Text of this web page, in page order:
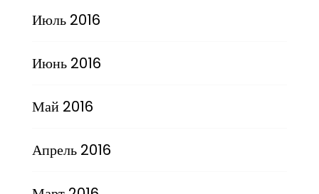
Июль 2016
Июнь 2016
Май 2016
Апрель 2016